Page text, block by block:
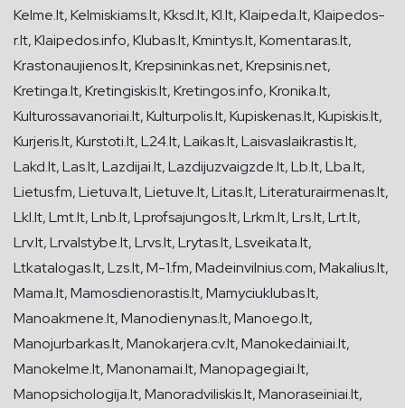
Kelme.lt, Kelmiskiams.lt, Kksd.lt, Kl.lt, Klaipeda.lt, Klaipedos-
r.lt, Klaipedos.info, Klubas.lt, Kmintys.lt, Komentaras.lt,
Krastonaujienos.lt, Krepsininkas.net, Krepsinis.net,
Kretinga.lt, Kretingiskis.lt, Kretingos.info, Kronika.lt,
Kulturossavanoriai.lt, Kulturpolis.lt, Kupiskenas.lt, Kupiskis.lt,
Kurjeris.lt, Kurstoti.lt, L24.lt, Laikas.lt, Laisvaslaikrastis.lt,
Lakd.lt, Las.lt, Lazdijai.lt, Lazdijuzvaigzde.lt, Lb.lt, Lba.lt,
Lietus.fm, Lietuva.lt, Lietuve.lt, Litas.lt, Literaturairmenas.lt,
Lkl.lt, Lmt.lt, Lnb.lt, Lprofsajungos.lt, Lrkm.lt, Lrs.lt, Lrt.lt,
Lrv.lt, Lrvalstybe.lt, Lrvs.lt, Lrytas.lt, Lsveikata.lt,
Ltkatalogas.lt, Lzs.lt, M-1.fm, Madeinvilnius.com, Makalius.lt,
Mama.lt, Mamosdienorastis.lt, Mamyciuklubas.lt,
Manoakmene.lt, Manodienynas.lt, Manoego.lt,
Manojurbarkas.lt, Manokarjera.cv.lt, Manokedainiai.lt,
Manokelme.lt, Manonamai.lt, Manopagegiai.lt,
Manopsichologija.lt, Manoradviliskis.lt, Manoraseiniai.lt,